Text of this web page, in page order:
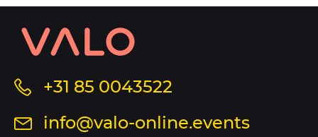
Contact
informatie
sitemap+31 85 0043522
op
Stuurinfo@valo-online.events